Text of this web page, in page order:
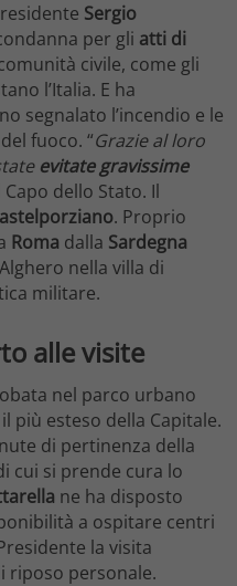
Sergio
per gli atti di
civile, come gli
l’Italia. E ha
segnalato l’incendio e le
fuoco. “Grazie al loro
evitate gravissime
dello Stato. Il
. Proprio
Roma dalla Sardegna
nella villa di
militare.
alle visite
nel parco urbano
il più esteso della Capitale.
di pertinenza della
cui si prende cura lo
ne ha disposto
a ospitare centri
la visita
riposo personale.